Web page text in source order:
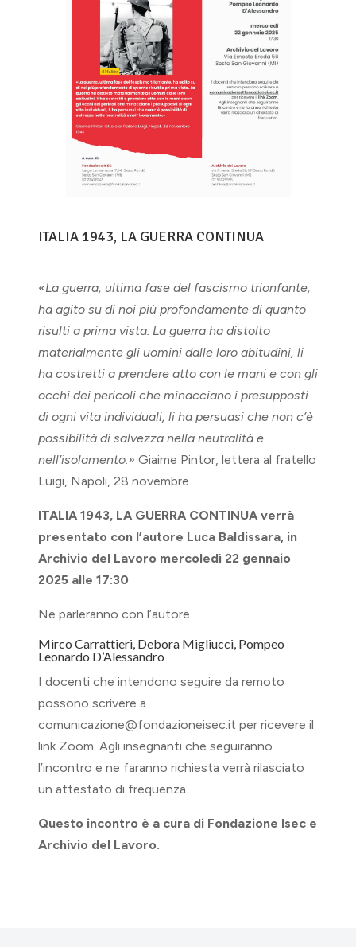
ITALIA 1943, LA GUERRA CONTINUA
«La guerra, ultima fase del fascismo trionfante,
ha agito su di noi più profondamente di quanto
risulti a prima vista. La guerra ha distolto
materialmente gli uomini dalle loro abitudini, li
ha costretti a prendere atto con le mani e con gli
occhi dei pericoli che minacciano i presupposti
di ogni vita individuali, li ha persuasi che non c’è
possibilità di salvezza nella neutralità e
nell’isolamento.» Giaime Pintor, lettera al fratello
Luigi, Napoli, 28 novembre
ITALIA 1943, LA GUERRA CONTINUA verrà
presentato con l’autore Luca Baldissara, in
Archivio del Lavoro mercoledì 22 gennaio
2025 alle 17:30
Ne parleranno con l’autore
Mirco Carrattieri, Debora Migliucci, Pompeo
Leonardo D’Alessandro
I docenti che intendono seguire da remoto
possono scrivere a
comunicazione@fondazioneisec.it per ricevere il
link Zoom. Agli insegnanti che seguiranno
l’incontro e ne faranno richiesta verrà rilasciato
un attestato di frequenza.
Questo incontro è a cura di Fondazione Isec e
Archivio del Lavoro.